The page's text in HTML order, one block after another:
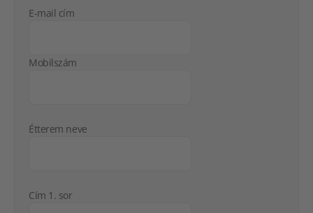
E-mail cím
Mobilszám
Étterem neve
Cím 1. sor